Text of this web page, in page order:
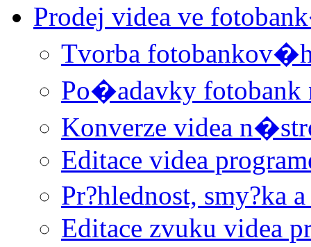
Prodej videa ve
Tvorba
Po�adavky
Konverze videa
Editace videa
Pr?hlednost, smy?ka
Editace zvuku videa